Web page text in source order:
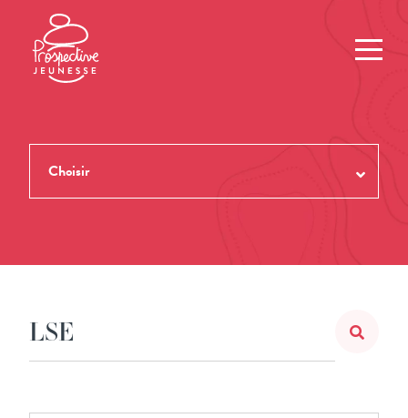
Choisir
THÈMES
AUTEUR.ES